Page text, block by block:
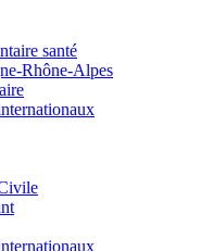
santé
Rhône-Alpes